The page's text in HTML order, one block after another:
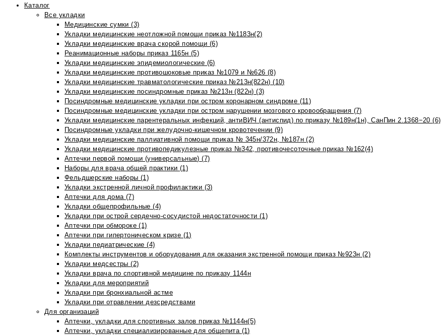
Каталог
Все укладки
Медицинские сумки (3)
Укладки медицинские неотложной помощи приказ №1183н(2)
Укладки медицинские врача скорой помощи (6)
Реанимационные наборы приказ 1165н (5)
Укладки медицинские эпидемиологические (6)
Укладки медицинские противошоковые приказ №1079 и №626 (8)
Укладки медицинские травматологические приказ №213н(822н) (10)
Укладки медицинские посиндромные приказ №213н (822н) (3)
Посиндромные медицинские укладки при остром коронарном синдроме (11)
Посиндромные медицинские укладки при остром нарушении мозгового кровообращения (7)
Укладки медицинские парентеральных инфекций, антиВИЧ (антиспид) по приказу №189н(1н), СанПин 2.1368−20 (6)
Посиндромные укладки при желудочно-кишечном кровотечении (9)
Укладки медицинские паллиативной помощи приказ № 345н/372н, №187н (2)
Укладки медицинские противопедикулезные приказ №342, противочесоточные приказ №162(4)
Аптечки первой помощи (универсальные) (7)
Наборы для врача общей практики (1)
Фельдшерские наборы (1)
Укладки экстренной личной профилактики (3)
Аптечки для дома (7)
Укладки общепрофильные (4)
Укладки при острой сердечно-сосудистой недостаточности (1)
Аптечки при обмороке (1)
Аптечки при гипертоническом кризе (1)
Укладки педиатрические (4)
Комплекты инструментов и оборудования для оказания экстренной помощи приказ №923н (2)
Укладки медсестры (2)
Укладки врача по спортивной медицине по приказу 1144н
Укладки для мероприятий
Укладки при бронхиальной астме
Укладки при отравлении дезсредствами
Для организаций
Аптечки, укладки для спортивных залов приказ №1144н(5)
Аптечки, укладки специализированные для общепита (1)